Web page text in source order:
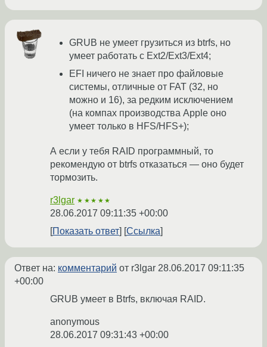
GRUB не умеет грузиться из btrfs, но
умеет работать с Ext2/Ext3/Ext4;
EFI ничего не знает про файловые
системы, отличные от FAT (32, но
можно и 16), за редким исключением
(на компах производства Apple оно
умеет только в HFS/HFS+);
А если у тебя RAID программный, то
рекомендую от btrfs отказаться — оно будет
тормозить.
r3lgar ★★★★★
28.06.2017 09:11:35 +00:00
Показать ответ
Ссылка
Ответ на: комментарий от r3lgar 28.06.2017 09:11:35
+00:00
GRUB умеет в Btrfs, включая RAID.
anonymous
28.06.2017 09:31:43 +00:00